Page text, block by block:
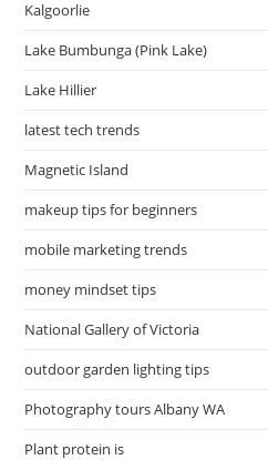
Kalgoorlie
Lake Bumbunga (Pink Lake)
Lake Hillier
latest tech trends
Magnetic Island
makeup tips for beginners
mobile marketing trends
money mindset tips
National Gallery of Victoria
outdoor garden lighting tips
Photography tours Albany WA
Plant protein is